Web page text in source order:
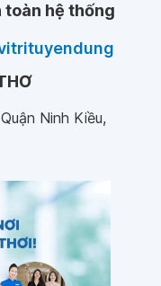
hệ thống
Ninh Kiều,